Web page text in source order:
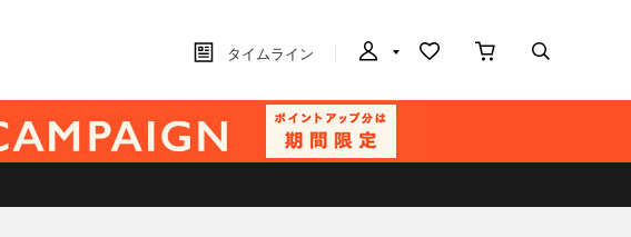
タイムライン